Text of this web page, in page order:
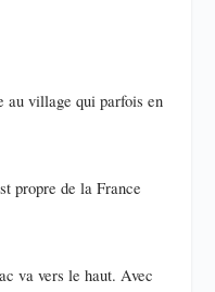
au village qui parfois en
propre de la France
va vers le haut. Avec